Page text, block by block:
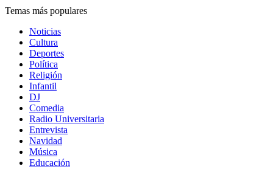
Temas más populares
Noticias
Cultura
Deportes
Política
Religión
Infantil
DJ
Comedia
Radio Universitaria
Entrevista
Navidad
Música
Educación